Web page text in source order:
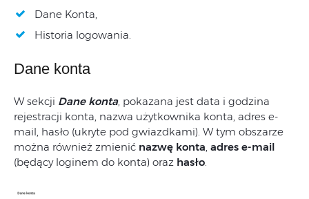
Dane Konta,
Historia logowania.
Dane konta
W sekcji Dane konta, pokazana jest data i godzina
rejestracji konta, nazwa użytkownika konta, adres e-
mail, hasło (ukryte pod gwiazdkami). W tym obszarze
można również zmienić nazwę konta adres e-mail
(będący loginem do konta) oraz hasło